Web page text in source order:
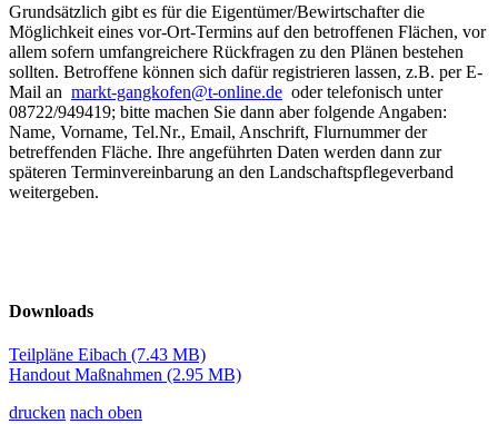
Grundsätzlich gibt es für die Eigentümer/Bewirtschafter die
Möglichkeit eines vor-Ort-Termins auf den betroffenen Flächen, vor
allem sofern umfangreichere Rückfragen zu den Plänen bestehen
sollten. Betroffene können sich dafür registrieren lassen, z.B. per E-
Mail an markt-gangkofen@t-online.de oder telefonisch unter
08722/949419; bitte machen Sie dann aber folgende Angaben:
Name, Vorname, Tel.Nr., Email, Anschrift, Flurnummer der
betreffenden Fläche. Ihre angeführten Daten werden dann zur
späteren Terminvereinbarung an den Landschaftspflegeverband
weitergeben.
Downloads
Teilpläne Eibach (7.43 MB)
Handout Maßnahmen (2.95 MB)
drucken nach oben